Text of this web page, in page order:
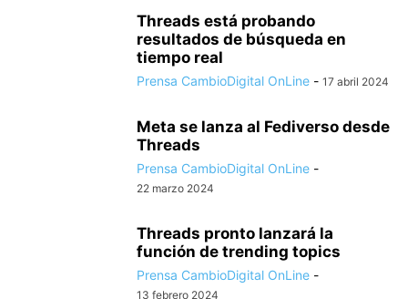
Threads está probando
resultados de búsqueda en
tiempo real
Prensa CambioDigital OnLine - 17 abril 2024
Meta se lanza al Fediverso desde
Threads
Prensa CambioDigital OnLine -
22 marzo 2024
Threads pronto lanzará la
función de trending topics
Prensa CambioDigital OnLine -
13 febrero 2024